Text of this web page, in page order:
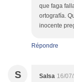
que faga
ortografía.
inocente
Répondre
S Salsa 16/